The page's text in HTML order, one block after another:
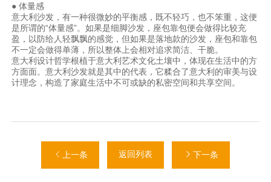
● 体量感
意大利沙发，有一种很微妙的平衡感，既不轻巧，也不笨重，这便
是所谓的“体量感”。如果是细脚沙发，座包靠包便会做得比较充
盈，以防给人轻飘飘的感觉，但如果是落地款的沙发，座包和靠包
不一定会做得单薄，所以整体上会相对追求简洁、干脆。
意大利设计哲学根植于意大利艺术文化土壤中，体现在生活中的方
方面面。意大利沙发就是其中的代表，它糅合了意大利的审美与设
计理念，构造了家庭生活中不可或缺的私密空间和共享空间。
上一条 返回列表 下一条